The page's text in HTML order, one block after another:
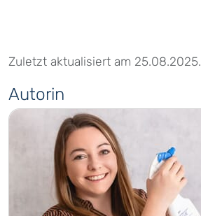
Zuletzt aktualisiert am 25.08.2025.
Autorin